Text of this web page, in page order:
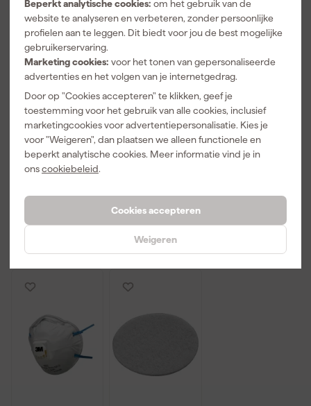
Beperkt analytische cookies: om het gebruik van de
website te analyseren en verbeteren, zonder persoonlijke
profielen aan te leggen. Dit biedt voor jou de best mogelijke
gebruikerservaring.
Marketing cookies: voor het tonen van gepersonaliseerde
advertenties en het volgen van je internetgedrag.
Door op "Cookies accepteren" te klikken, geef je
toestemming voor het gebruik van alle cookies, inclusief
marketingcookies voor advertentiepersonalisatie. Kies je
voor "Weigeren", dan plaatsen we alleen functionele en
beperkt analytische cookies. Meer informatie vind je in
onscookiebeleid.
Cookies accepteren
Weigeren
Festool
497147 STF
Granat
Schuurschijf -
P80 - 125mm
(10st)
Morgen
bezorgd
14
Festool
499096 STF
Rubin 2
Schuurschijf -
Morgen
incl. BTW
Festool
500119 UVEX
Veiligheidsbril
Morgen